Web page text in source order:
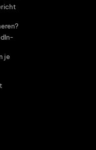
je